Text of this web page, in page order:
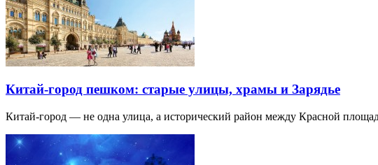
Китай-город пешком: старые улицы, храмы и Зарядье
Китай-город — не одна улица, а исторический район между Красной